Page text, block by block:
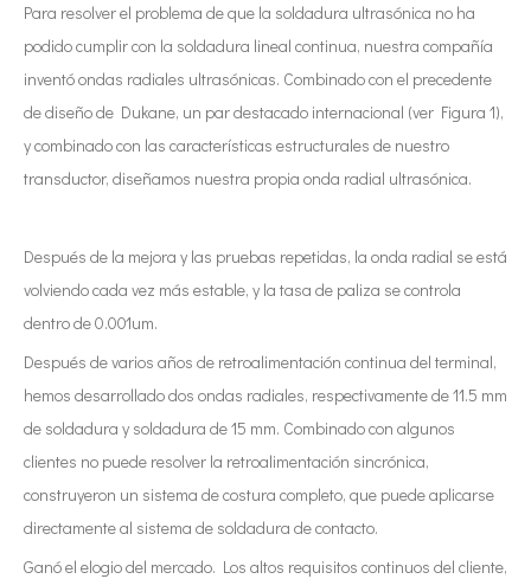
Para resolver el problema de que la soldadura ultrasónica no ha
podido cumplir con la soldadura lineal continua, nuestra compañía
inventó ondas radiales ultrasónicas. Combinado con el precedente
de diseño de Dukane, un par destacado internacional (ver Figura 1),
y combinado con las características estructurales de nuestro
transductor, diseñamos nuestra propia onda radial ultrasónica.
Después de la mejora y las pruebas repetidas, la onda radial se está
volviendo cada vez más estable, y la tasa de paliza se controla
dentro de 0.001um.
Después de varios años de retroalimentación continua del terminal,
hemos desarrollado dos ondas radiales, respectivamente de 11.5 mm
de soldadura y soldadura de 15 mm. Combinado con algunos
clientes no puede resolver la retroalimentación sincrónica,
construyeron un sistema de costura completo, que puede aplicarse
directamente al sistema de soldadura de contacto.
Ganó el elogio del mercado. Los altos requisitos continuos del cliente,